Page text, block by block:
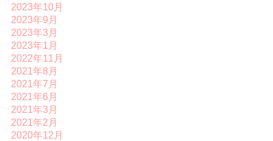
2023年10月
2023年9月
2023年3月
2023年1月
2022年11月
2021年8月
2021年7月
2021年6月
2021年3月
2021年2月
2020年12月